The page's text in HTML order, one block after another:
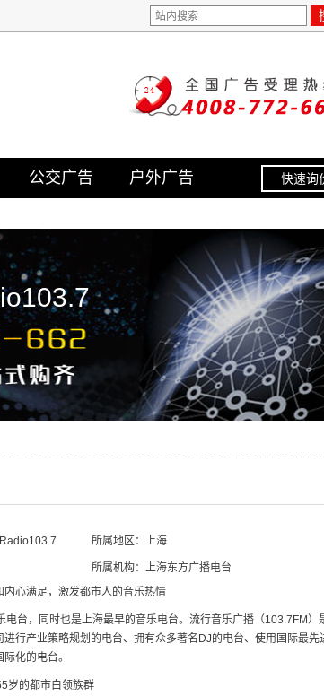
公交广告 户外广告 快速询
所属地区：上海
所属机构：上海东方广播电台
心满足，激发都市人的音乐热情
台，同时也是上海最早的音乐电台。流行音乐广播（103.7FM）
行产业策略规划的电台、拥有众多著名DJ的电台、使用国际最先
化的电台。
岁的都市白领族群